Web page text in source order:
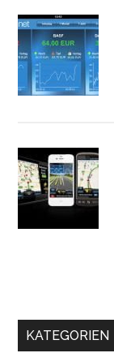
KATEGORIEN